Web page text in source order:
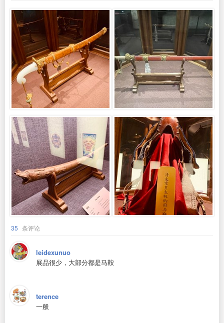
35 条评论
leidexunuo
展品很少，大部分都是马鞍
terence
一般